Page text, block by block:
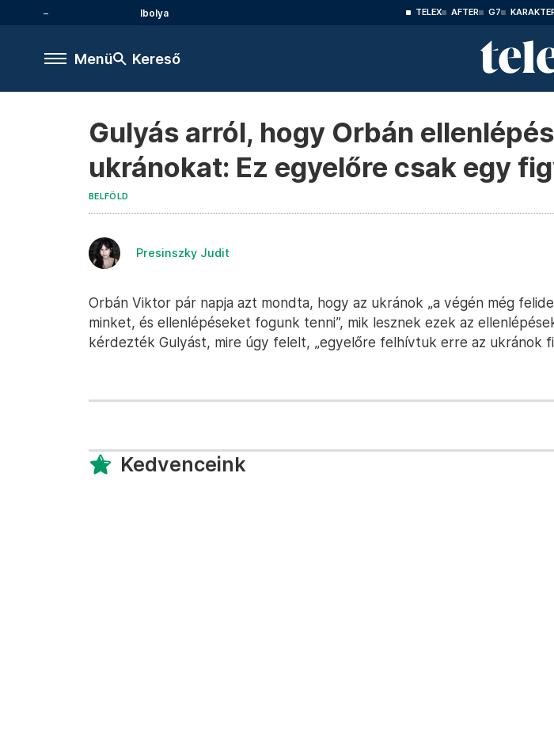
Ibolya TELEX AFTER G7
Menü Kereső
Gulyás arról, hogy Orbán
ukránokat: Ez egyelőre csak egy
BELFÖLD
Presinszky Judit
Orbán Viktor pár napja azt mondta, hogy az ukránok „a végén még
minket, és ellenlépéseket fogunk tenni”, mik lesznek ezek az
kérdezték Gulyást, mire úgy felelt, „egyelőre felhívtuk erre az ukránok
Kedvenceink